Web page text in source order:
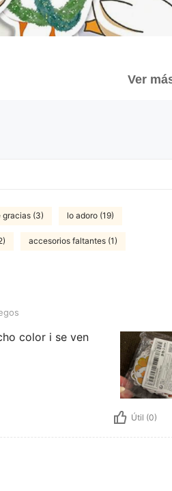
Ver
gracias (3) lo adoro (19)
accesorios faltantes (1)
color i se ven
Útil (0)